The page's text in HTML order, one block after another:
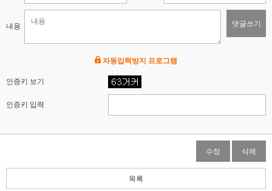
내용 댓글쓰기
자동입력방지 프로그램
인증키 보기
인증키 입력
수정 삭제
목록